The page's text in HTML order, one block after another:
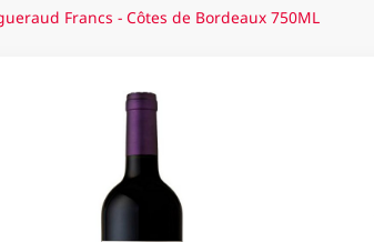
Francs - Côtes de Bordeaux 750ML